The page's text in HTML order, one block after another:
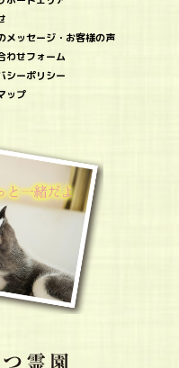
メッセージ・お客様の声
わせフォーム
シーポリシー
ップ